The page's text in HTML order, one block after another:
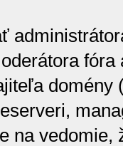
na vedomie,